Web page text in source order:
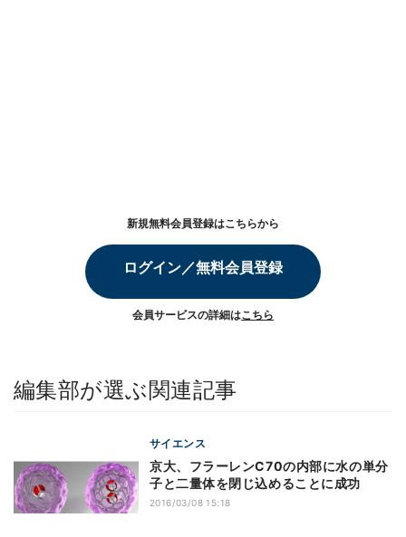
新規無料会員登録はこちらから
ログイン／無料会員登録
会員サービスの詳細はこちら
編集部が選ぶ関連記事
サイエンス
京大、フラーレンC70の内部に水の単分
子と二量体を閉じ込めることに成功
2016/03/08 15:18